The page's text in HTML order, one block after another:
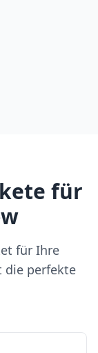
für
für Ihre
die perfekte